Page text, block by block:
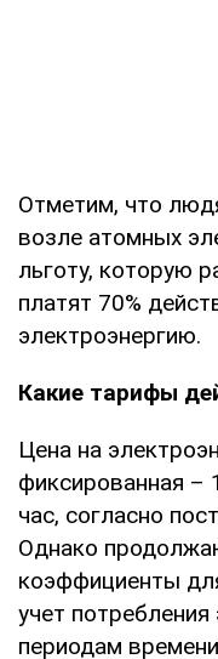
Отметим, что
возле атомных
льготу, которую
платят 70%
электроэнергию.
Какие тарифы
Цена на
фиксированная –
час, согласно
Однако
коэффициенты
учет потребления
периодам